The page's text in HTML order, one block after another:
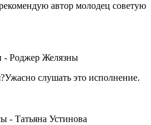
автор молодец советую
- Роджер Желязны
слушать это исполнение.
- Татьяна Устинова